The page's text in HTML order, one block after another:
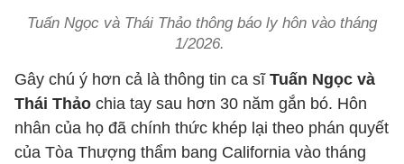
Tuấn Ngọc và Thái Thảo thông báo ly hôn vào tháng
1/2026.
Gây chú ý hơn cả là thông tin ca sĩ Tuấn Ngọc và
Thái Thảo chia tay sau hơn 30 năm gắn bó. Hôn
nhân của họ đã chính thức khép lại theo phán quyết
của Tòa Thượng thẩm bang California vào tháng